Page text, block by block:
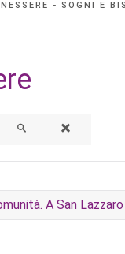
- SOGNI E
A San